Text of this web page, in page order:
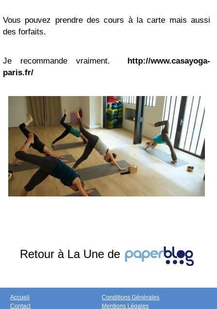
Vous pouvez prendre des cours à la carte mais aussi
des forfaits.
Je recommande vraiment. http://www.casayoga-
paris.fr/
Retour à La Une de
Accueil
Contact
Conditions Générales
Mentions Légales